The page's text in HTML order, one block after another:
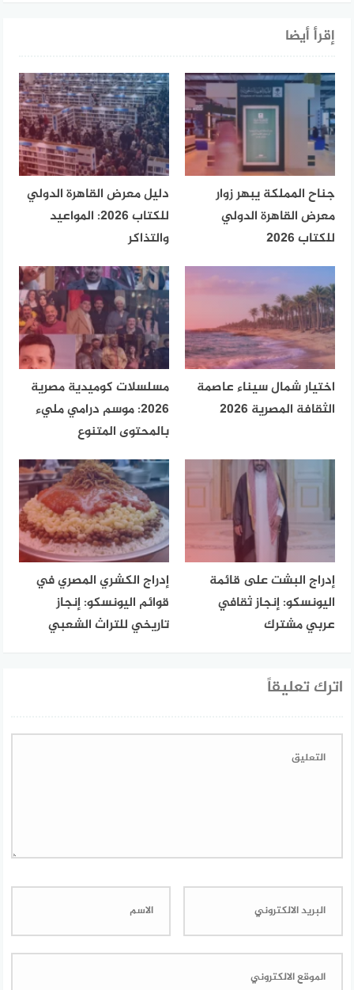
إقرأ أيضا
جناح المملكة يبهر زوار
معرض القاهرة الدولي
للكتاب 2026
دليل معرض القاهرة الدولي
للكتاب 2026: المواعيد
والتذاكر
اختيار شمال سيناء عاصمة
الثقافة المصرية 2026
مسلسلات كوميدية مصرية
2026: موسم درامي مليء
بالمحتوى المتنوع
إدراج البشت على قائمة
اليونسكو: إنجاز ثقافي
عربي مشترك
إدراج الكشري المصري في
قوائم اليونسكو: إنجاز
تاريخي للتراث الشعبي
اترك تعليقاً